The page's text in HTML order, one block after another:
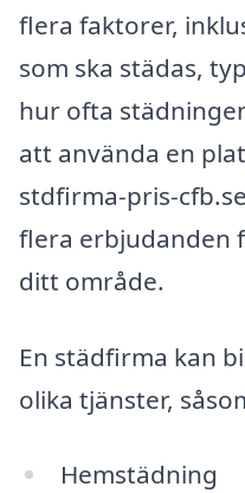
flera faktorer,
som ska städas,
hur ofta
att använda en
stdfirma-pris-
flera erbjudanden
ditt område.
En städfirma kan
olika tjänster,
Hemstädning